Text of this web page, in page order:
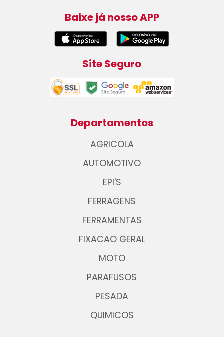
Baixe já nosso APP
Site Seguro
Departamentos
AGRICOLA
AUTOMOTIVO
EPI'S
FERRAGENS
FERRAMENTAS
FIXACAO GERAL
MOTO
PARAFUSOS
PESADA
QUIMICOS